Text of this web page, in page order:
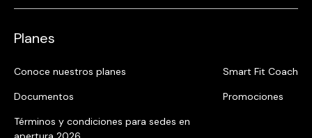
Planes
Conoce nuestros planes
Smart Fit Coach
Documentos
Promociones
Términos y condiciones para sedes en